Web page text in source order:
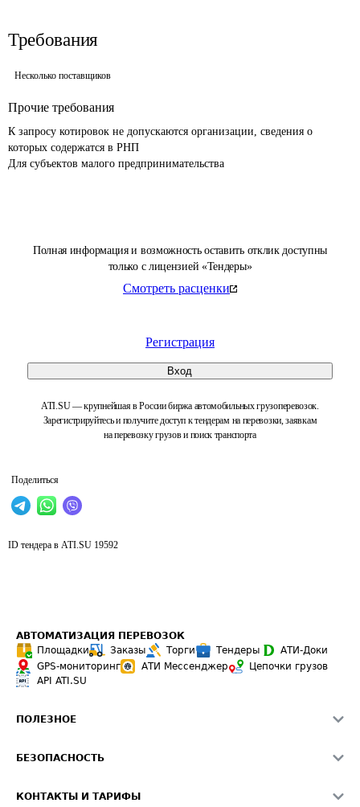
Полная информация и возможность оставить отклик доступны
только с лицензией «Тендеры»
Смотреть расценки
Регистрация
Вход
ATI.SU — крупнейшая в России биржа автомобильных грузоперевозок.
Зарегистрируйтесь и получите доступ к тендерам на перевозки, заявкам
на перевозку грузов и поиск транспорта
Поделиться
Требования
Несколько поставщиков
Прочие требования
К запросу котировок не допускаются организации, сведения о
которых содержатся в РНП
Для субъектов малого предпринимательства
ID тендера в ATI.SU 19592
АВТОМАТИЗАЦИЯ ПЕРЕВОЗОК
Площадки
Заказы Торги Тендеры
АТИ-Доки
GPS-мониторинг
АТИ Мессенджер
Цепочки грузов
API ATI.SU
ПОЛЕЗНОЕ
Звезды ATI.SU на вашем сайте
БЕЗОПАСНОСТЬ
КОНТАКТЫ И ТАРИФЫ